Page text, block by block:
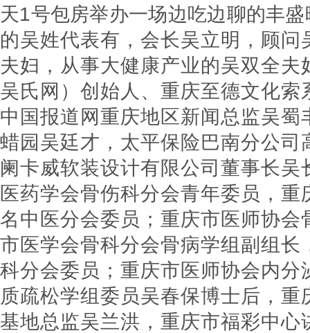
天1号包房举办一场边吃边聊的丰
的吴姓代表有，会长吴立明，顾问
夫妇，从事大健康产业的吴双全夫
吴氏网）创始人、重庆至德文化索
中国报道网重庆地区新闻总监吴蜀
蜡园吴廷才，太平保险巴南分公司
阑卡威软装设计有限公司董事长吴
医药学会骨伤科分会青年委员，重
名中医分会委员；重庆市医师协会
市医学会骨科分会骨病学组副组长
科分会委员；重庆市医师协会内分
质疏松学组委员吴春保博士后，重
基地总监吴兰洪，重庆市福彩中心